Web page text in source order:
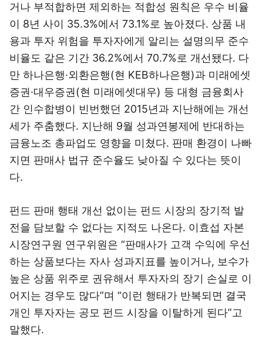
거나 부적합하면 제외하는 적합성 원칙은 우수 비율
이 8년 사이 35.3%에서 73.1%로 높아졌다. 상품 내
용과 투자 위험을 투자자에게 알리는 설명의무 준수
비율도 같은 기간 36.2%에서 70.7%로 개선됐다. 다
만 하나은행·외환은행(현 KEB하나은행)과 미래에셋
증권·대우증권(현 미래에셋대우) 등 대형 금융회사
간 인수합병이 빈번했던 2015년과 지난해에는 개선
세가 주춤했다. 지난해 9월 성과연봉제에 반대하는
금융노조 총파업도 영향을 미쳤다. 판매 환경이 나빠
지면 판매사 법규 준수율도 낮아질 수 있다는 뜻이
다.
펀드 판매 행태 개선 없이는 펀드 시장의 장기적 발
전을 담보할 수 없다는 지적도 나온다. 이효섭 자본
시장연구원 연구위원은 “판매사가 고객 수익에 우선
하는 상품보다는 자사 성과지표를 높이거나, 보수가
높은 상품 위주로 권유해서 투자자의 장기 손실로 이
어지는 경우도 많다”며 “이런 행태가 반복되면 결국
개인 투자자는 공모 펀드 시장을 이탈하게 된다”고
말했다.